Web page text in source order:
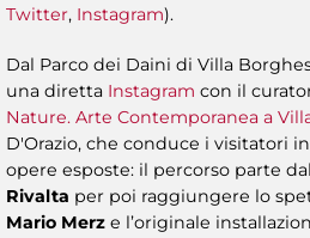
Twitter, Instagram).
Dal Parco dei Daini di Villa
una diretta Instagram con il
Nature. Arte Contemporanea a
D'Orazio, che conduce i visitatori
opere esposte: il percorso parte
Rivalta per poi raggiungere lo
Mario Merz e l’originale